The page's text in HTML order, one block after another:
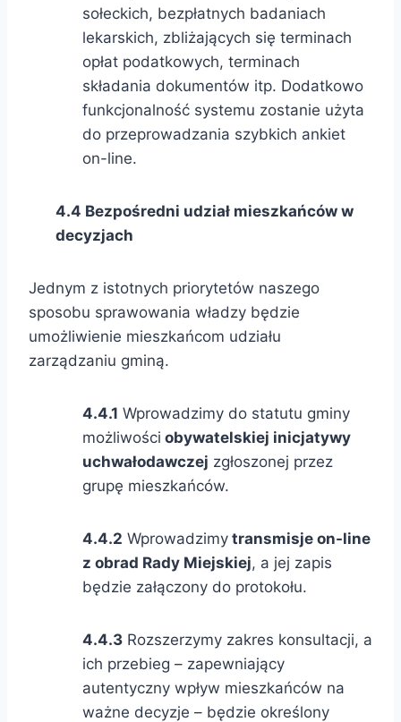
sołeckich, bezpłatnych badaniach
lekarskich, zbliżających się terminach
opłat podatkowych, terminach
składania dokumentów itp. Dodatkowo
funkcjonalność systemu zostanie użyta
do przeprowadzania szybkich ankiet
on-line.
4.4 Bezpośredni udział mieszkańców w
decyzjach
Jednym z istotnych priorytetów naszego
sposobu sprawowania władzy będzie
umożliwienie mieszkańcom udziału
zarządzaniu gminą.
4.4.1 Wprowadzimy do statutu gminy
możliwości obywatelskiej inicjatywy
uchwałodawczej zgłoszonej przez
grupę mieszkańców.
4.4.2 Wprowadzimy transmisje on-line
z obrad Rady Miejskiej, a jej zapis
będzie załączony do protokołu.
4.4.3 Rozszerzymy zakres konsultacji, a
ich przebieg – zapewniający
autentyczny wpływ mieszkańców na
ważne decyzje – będzie określony